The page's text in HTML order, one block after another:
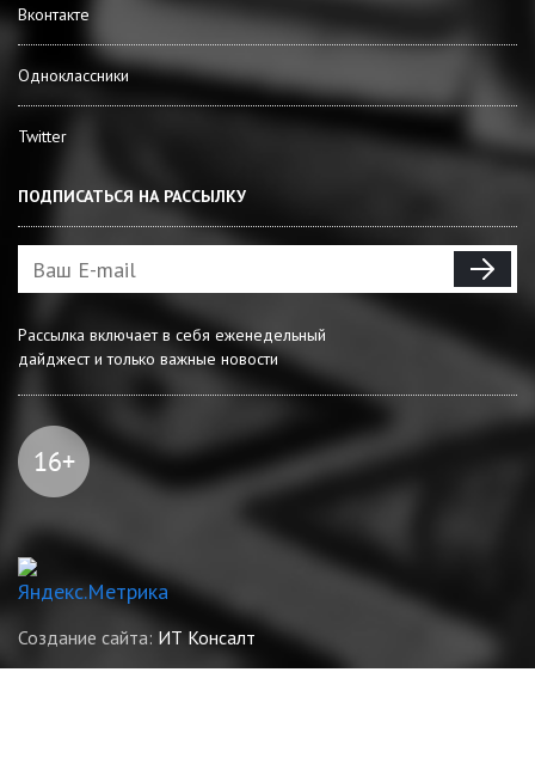
Вконтакте
Одноклассники
Twitter
ПОДПИСАТЬСЯ НА РАССЫЛКУ
Рассылка включает в себя еженедельный
дайджест и только важные новости
Создание сайта: ИТ Консалт